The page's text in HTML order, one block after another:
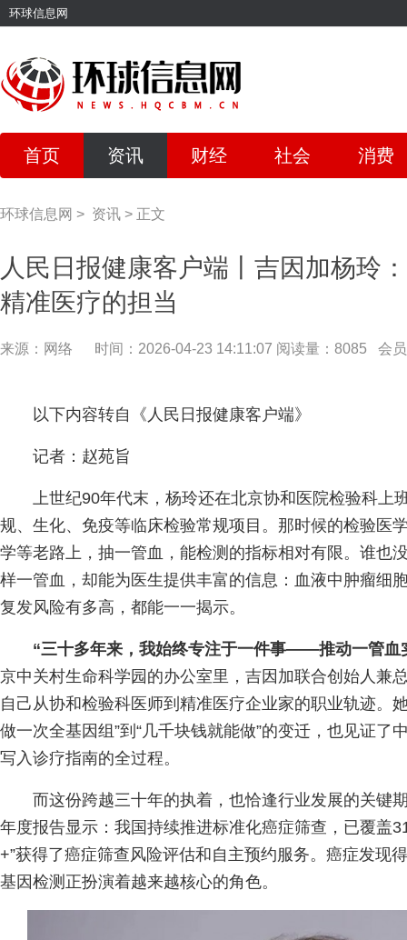
环球信息网
首页 资讯 财经 社会 消费
环球信息网 > 资讯 > 正文
人民日报健康客户端丨吉因加杨玲
精准医疗的担当
来源：网络 时间：2026-04-23 14:11:07 阅读量：8085 会
以下内容转自《人民日报健康客户端》
记者：赵苑旨
上世纪90年代末，杨玲还在北京协和医院检验科上
规、生化、免疫等临床检验常规项目。那时候的检验医
学等老路上，抽一管血，能检测的指标相对有限。谁也
样一管血，却能为医生提供丰富的信息：血液中肿瘤细
复发风险有多高，都能一一揭示。
“三十多年来，我始终专注于一件事——推动一管血
京中关村生命科学园的办公室里，吉因加联合创始人兼
自己从协和检验科医师到精准医疗企业家的职业轨迹。
做一次全基因组”到“几千块钱就能做”的变迁，也见证了
写入诊疗指南的全过程。
而这份跨越三十年的执着，也恰逢行业发展的关键
年度报告显示：我国持续推进标准化癌症筛查，已覆盖
+”获得了癌症筛查风险评估和自主预约服务。癌症发现
基因检测正扮演着越来越核心的角色。